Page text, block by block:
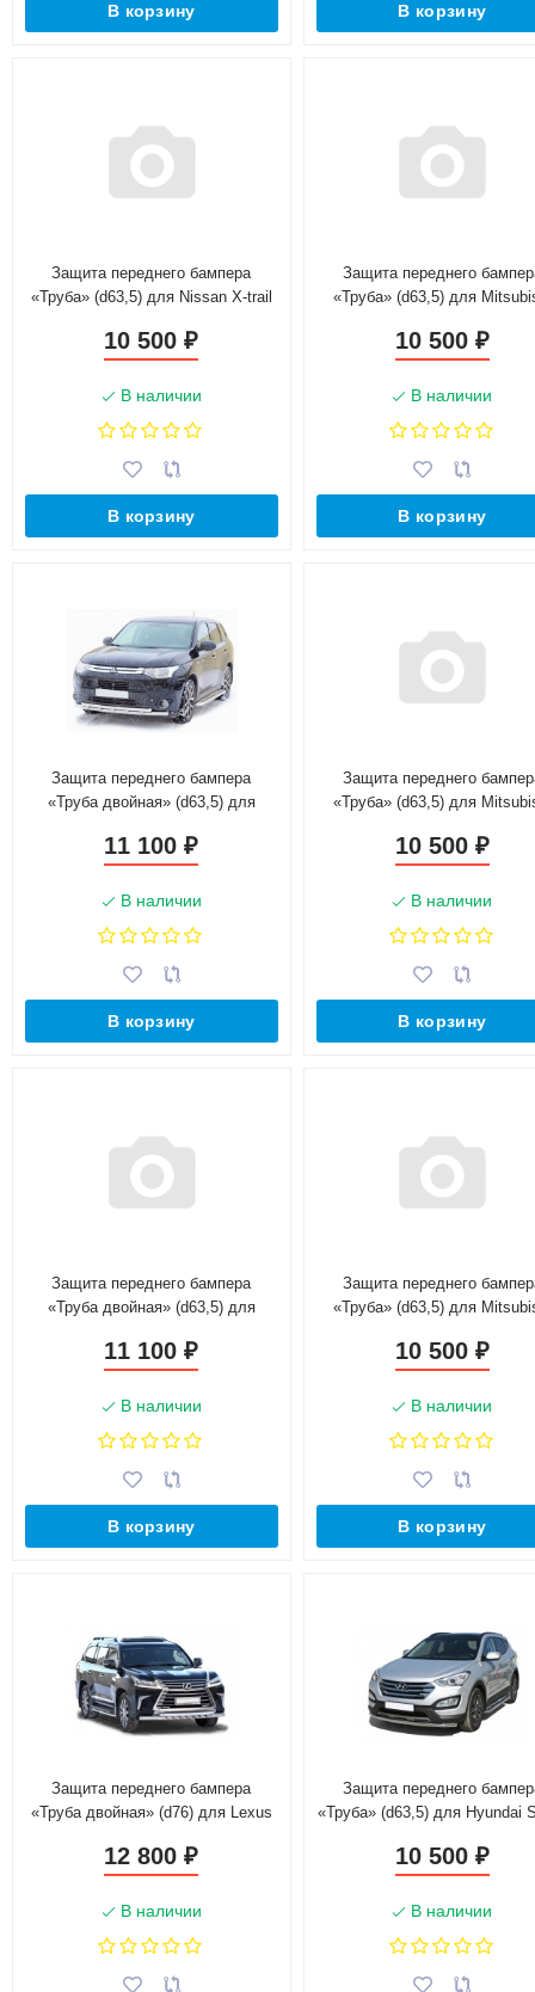
В корзину В корзину
Защита переднего бампера
«Труба» (d63,5) для Nissan X-trail
10 500₽
В наличии
В корзину
Защита переднего
«Труба» (d63,5) для
10 500 ₽
В наличии
В корзину
Защита переднего бампера
«Труба двойная» (d63,5) для
(Окрашенное)
11 100₽
В наличии
В корзину
Защита переднего
«Труба» (d63,5) для
10 500 ₽
В наличии
В корзину
Защита переднего бампера
«Труба двойная» (d63,5) для
(Окрашенное)
11 100₽
В наличии
В корзину
Защита переднего
«Труба» (d63,5) для
10 500 ₽
В наличии
В корзину
Защита переднего бампера
«Труба двойная» (d76) для Lexus
12 800₽
В наличии
Защита переднего
«Труба» (d63,5) для Hyundai
10 500 ₽
В наличии